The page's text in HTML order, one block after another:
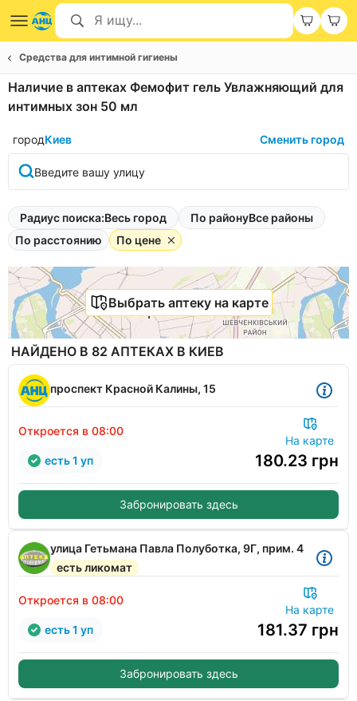
Средства для интимной гигиены
Наличие в аптеках Фемофит гель Увлажняющий для
интимных зон 50 мл
городКиев Сменить город
Введите вашу улицу
Радиус поиска:Весь город По районуВсе районы
По расстоянию
По цене
Выбрать аптеку на карте
НАЙДЕНО В 82 АПТЕКАХ В КИЕВ
проспект Красной Калины, 15
Откроется в 08:00
На карте
180.23 грн
есть 1 уп
Забронировать здесь
улица Гетьмана Павла Полуботка, 9Г, прим. 4
есть ликомат
Откроется в 08:00
На карте
181.37 грн
есть 1 уп
Забронировать здесь